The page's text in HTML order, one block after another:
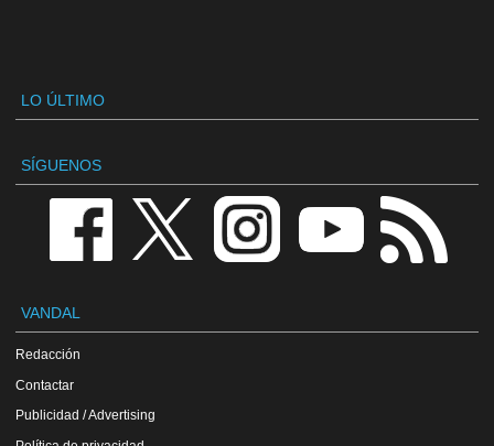
LO ÚLTIMO
SÍGUENOS
VANDAL
Redacción
Contactar
Publicidad / Advertising